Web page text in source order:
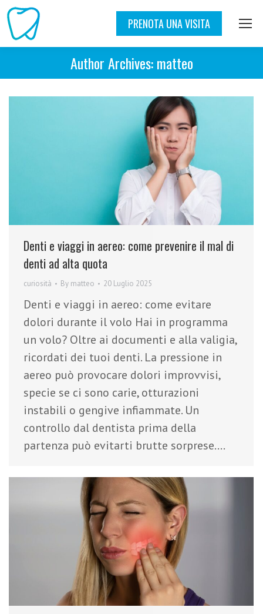
PRENOTA UNA VISITA
Author Archives:matteo
Denti e viaggi in aereo: come prevenire il mal di
denti ad alta quota
curiosità By matteo 20 Luglio 2025
Denti e viaggi in aereo: come evitare
dolori durante il volo Hai in programma
un volo? Oltre ai documenti e alla valigia,
ricordati dei tuoi denti. La pressione in
aereo può provocare dolori improvvisi,
specie se ci sono carie, otturazioni
instabili o gengive infiammate. Un
controllo dal dentista prima della
partenza può evitarti brutte sorprese.…